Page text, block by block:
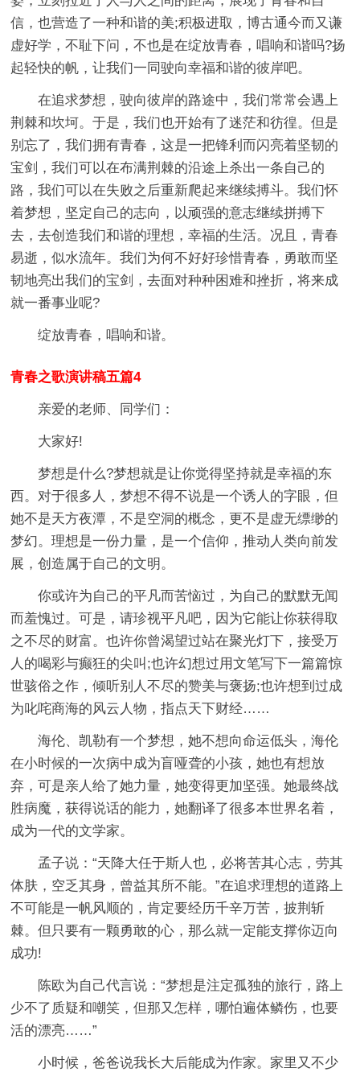
信，也营造了一种和谐的美;积极进取，博古通今而又谦
虚好学，不耻下问，不也是在绽放青春，唱响和谐吗?扬
起轻快的帆，让我们一同驶向幸福和谐的彼岸吧。
在追求梦想，驶向彼岸的路途中，我们常常会遇上
荆棘和坎坷。于是，我们也开始有了迷茫和彷徨。但是
别忘了，我们拥有青春，这是一把锋利而闪亮着坚韧的
宝剑，我们可以在布满荆棘的沿途上杀出一条自己的
路，我们可以在失败之后重新爬起来继续搏斗。我们怀
着梦想，坚定自己的志向，以顽强的意志继续拼搏下
去，去创造我们和谐的理想，幸福的生活。况且，青春
易逝，似水流年。我们为何不好好珍惜青春，勇敢而坚
韧地亮出我们的宝剑，去面对种种困难和挫折，将来成
就一番事业呢?
绽放青春，唱响和谐。
青春之歌演讲稿五篇4
亲爱的老师、同学们：
大家好!
梦想是什么?梦想就是让你觉得坚持就是幸福的东
西。对于很多人，梦想不得不说是一个诱人的字眼，但
她不是天方夜潭，不是空洞的概念，更不是虚无缥缈的
梦幻。理想是一份力量，是一个信仰，推动人类向前发
展，创造属于自己的文明。
你或许为自己的平凡而苦恼过，为自己的默默无闻
而羞愧过。可是，请珍视平凡吧，因为它能让你获得取
之不尽的财富。也许你曾渴望过站在聚光灯下，接受万
人的喝彩与癫狂的尖叫;也许幻想过用文笔写下一篇篇惊
世骇俗之作，倾听别人不尽的赞美与褒扬;也许想到过成
为叱咤商海的风云人物，指点天下财经……
海伦、凯勒有一个梦想，她不想向命运低头，海伦
在小时候的一次病中成为盲哑聋的小孩，她也有想放
弃，可是亲人给了她力量，她变得更加坚强。她最终战
胜病魔，获得说话的能力，她翻译了很多本世界名着，
成为一代的文学家。
孟子说：“天降大任于斯人也，必将苦其心志，劳其
体肤，空乏其身，曾益其所不能。”在追求理想的道路上
不可能是一帆风顺的，肯定要经历千辛万苦，披荆斩
棘。但只要有一颗勇敢的心，那么就一定能支撑你迈向
成功!
陈欧为自己代言说：“梦想是注定孤独的旅行，路上
少不了质疑和嘲笑，但那又怎样，哪怕遍体鳞伤，也要
活的漂亮……”
小时候，爸爸说我长大后能成为作家。家里又不少